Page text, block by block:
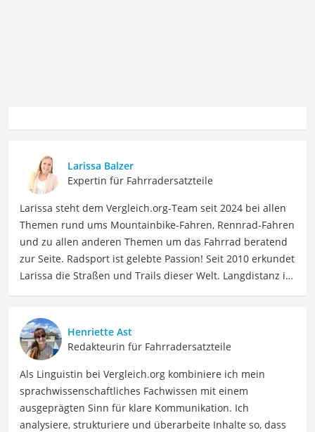
Larissa Balzer
Expertin für Fahrradersatzteile
Larissa steht dem Vergleich.org-Team seit 2024 bei allen
Themen rund ums Mountainbike-Fahren, Rennrad-Fahren
und zu allen anderen Themen um das Fahrrad beratend
zur Seite. Radsport ist gelebte Passion! Seit 2010 erkundet
Larissa die Straßen und Trails dieser Welt. Langdistanz ist
Beruflich ist Larissa Coach, Sportmentaltrainerin, Social
Media Managerin. Mit 15.000 Kilometern pro Jahr macht
sie auch weiterhin immer neue Erfahrungen, die sie vor
allem als "Rennradmädchen" auf Instagram teilt.
Der Fahrrad-Dämpfer-Vergleich ist aus unserer Sicht
besonders empfehlenswert fürFahrradfahrer.
Henriette Ast
Redakteurin für Fahrradersatzteile
Als Linguistin bei Vergleich.org kombiniere ich mein
sprachwissenschaftliches Fachwissen mit einem
ausgeprägten Sinn für klare Kommunikation. Ich
analysiere, strukturiere und überarbeite Inhalte so, dass